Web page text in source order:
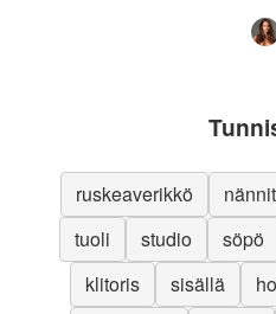
ruskeaverikkö nännit
tuoli
studio söpö
klitoris
sisällä